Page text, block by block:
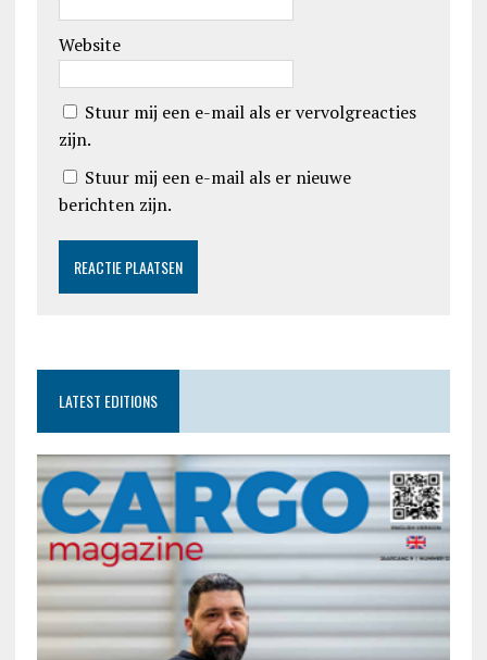
Website
Stuur mij een e-mail als er vervolgreacties
zijn.
Stuur mij een e-mail als er nieuwe
berichten zijn.
LATEST EDITIONS